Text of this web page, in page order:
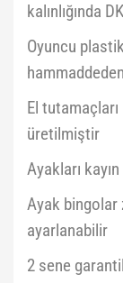
kalınlığında
Oyuncu
El
üretilmiştir
Ayakları
Ayak bingolar
ayarlanabilir
2 sene